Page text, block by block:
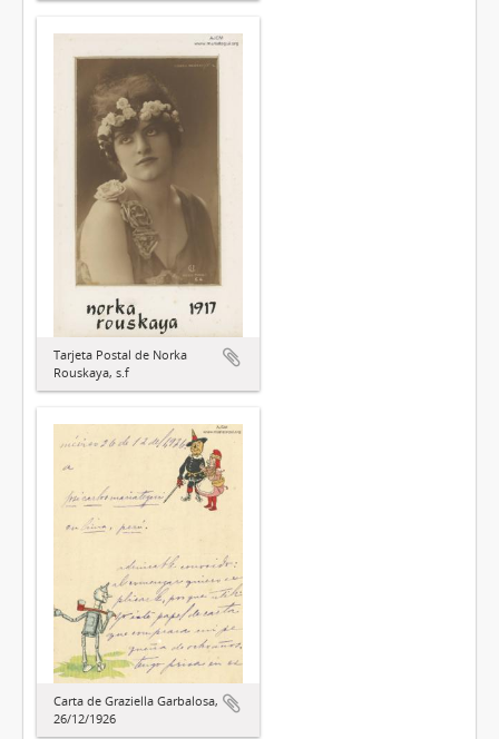
Tarjeta Postal de Norka
Rouskaya, s.f
Carta de Graziella Garbalosa,
26/12/1926